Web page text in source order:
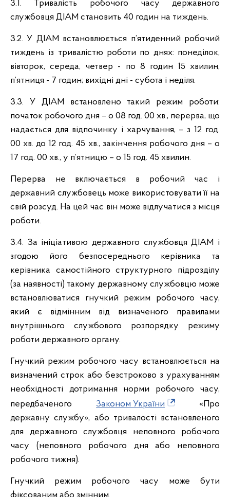
3.1. Тривалість робочого часу державного
службовця ДІАМ становить 40 годин на тиждень.
3.2. У ДІАМ встановлюється п’ятиденний робочий
тиждень із тривалістю роботи по днях: понеділок,
вівторок, середа, четвер - по 8 годин 15 хвилин,
п’ятниця - 7 годин; вихідні дні - субота і неділя.
3.3. У ДІАМ встановлено такий режим роботи:
початок робочого дня – о 08 год. 00 хв., перерва, що
надається для відпочинку і харчування, – з 12 год.
00 хв. до 12 год. 45 хв., закінчення робочого дня – о
17 год. 00 хв., у п’ятницю – о 15 год. 45 хвилин.
Перерва не включається в робочий час і
державний службовець може використовувати її на
свій розсуд. На цей час він може відлучатися з місця
роботи.
3.4. За ініціативою державного службовця ДІАМ і
згодою його безпосереднього керівника та
керівника самостійного структурного підрозділу
(за наявності) такому державному службовцю може
встановлюватися гнучкий режим робочого часу,
який є відмінним від визначеного правилами
внутрішнього службового розпорядку режиму
роботи державного органу.
Гнучкий режим робочого часу встановлюється на
визначений строк або безстроково з урахуванням
необхідності дотримання норми робочого часу,
передбаченого
Законом України
«Про
державну службу», або тривалості встановленого
для державного службовця неповного робочого
часу (неповного робочого дня або неповного
робочого тижня).
Гнучкий режим робочого часу може бути